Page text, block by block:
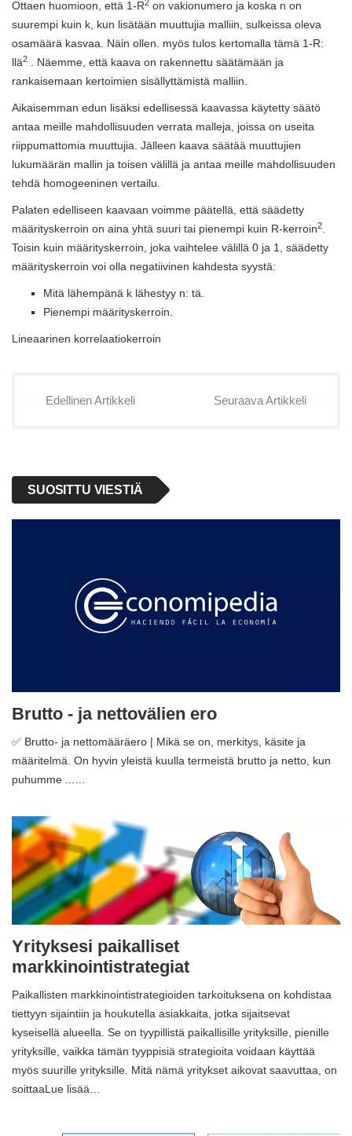
Ottaen huomioon, että 1-R2 on vakionumero ja koska n on
suurempi kuin k, kun lisätään muuttujia malliin, sulkeissa oleva
osamäärä kasvaa. Näin ollen. myös tulos kertomalla tämä 1-R:
llä2
. Näemme, että kaava on rakennettu säätämään ja
rankaisemaan kertoimien sisällyttämistä malliin.
Aikaisemman edun lisäksi edellisessä kaavassa käytetty säätö
antaa meille mahdollisuuden verrata malleja, joissa on useita
riippumattomia muuttujia. Jälleen kaava säätää muuttujien
lukumäärän mallin ja toisen välillä ja antaa meille mahdollisuuden
tehdä homogeeninen vertailu.
Palaten edelliseen kaavaan voimme päätellä, että säädetty
määrityskerroin on aina yhtä suuri tai pienempi kuin R-kerroin2
Toisin kuin määrityskerroin, joka vaihtelee välillä 0 ja 1, säädetty
määrityskerroin voi olla negatiivinen kahdesta syystä:
Mitä lähempänä k lähestyy n: tä.
Pienempi määrityskerroin.
Lineaarinen korrelaatiokerroin
Edellinen Artikkeli Seuraava Artikkeli
SUOSITTU VIESTIÄ
Brutto - ja nettovälien ero
✅ Brutto- ja nettomääräero | Mikä se on, merkitys, käsite ja
määritelmä. On hyvin yleistä kuulla termeistä brutto ja netto, kun
puhumme ...…
Yrityksesi paikalliset
markkinointistrategiat
Paikallisten markkinointistrategioiden tarkoituksena on kohdistaa
tiettyyn sijaintiin ja houkutella asiakkaita, jotka sijaitsevat
kyseisellä alueella. Se on tyypillistä paikallisille yrityksille, pienille
yrityksille, vaikka tämän tyyppisiä strategioita voidaan käyttää
myös suurille yrityksille. Mitä nämä yritykset aikovat saavuttaa, on
soittaaLue lisää…